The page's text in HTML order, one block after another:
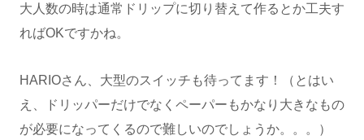
大人数の時は通常ドリップに切り替えて作るとか工夫す
ればOKですかね。
HARIOさん、大型のスイッチも待ってます！（とはい
え、ドリッパーだけでなくペーパーもかなり大きなもの
が必要になってくるので難しいのでしょうか。。。）